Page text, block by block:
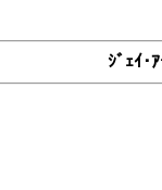
ｼﾞｪｲ･